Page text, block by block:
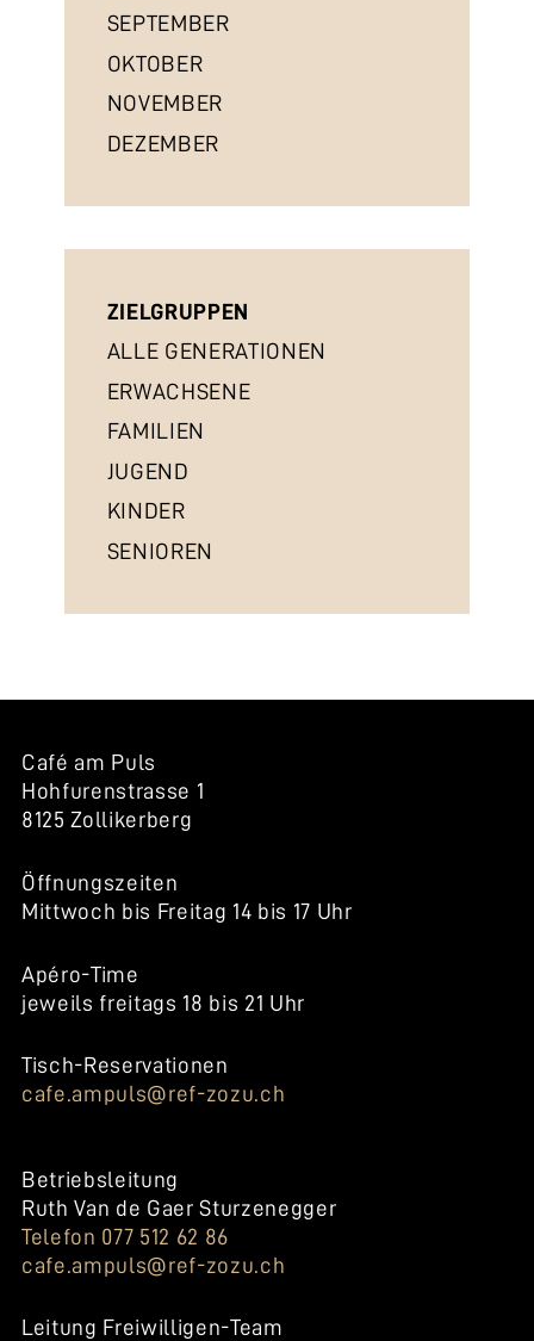
SEPTEMBER
OKTOBER
NOVEMBER
DEZEMBER
ZIELGRUPPEN
ALLE GENERATIONEN
ERWACHSENE
FAMILIEN
JUGEND
KINDER
SENIOREN
Café am Puls
Hohfurenstrasse 1
8125 Zollikerberg
Öffnungszeiten
Mittwoch bis Freitag 14 bis 17 Uhr
Apéro-Time
jeweils freitags 18 bis 21 Uhr
Tisch-Reservationen
cafe.ampuls@ref-zozu.ch
Betriebsleitung
Ruth Van de Gaer Sturzenegger
Telefon 077 512 62 86
cafe.ampuls@ref-zozu.ch
Leitung Freiwilligen-Team